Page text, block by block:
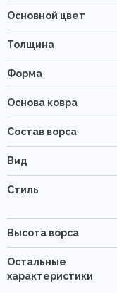
Основной цвет
Толщина
Форма
Основа ковра
Состав ворса
Вид
Стиль
Высота ворса
Остальные
характеристики